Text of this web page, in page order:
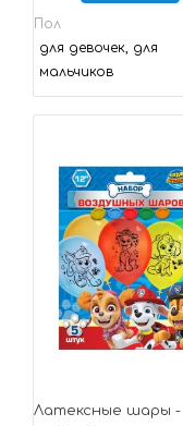
Пол
для девочек, для
мальчиков
Латексные шары -